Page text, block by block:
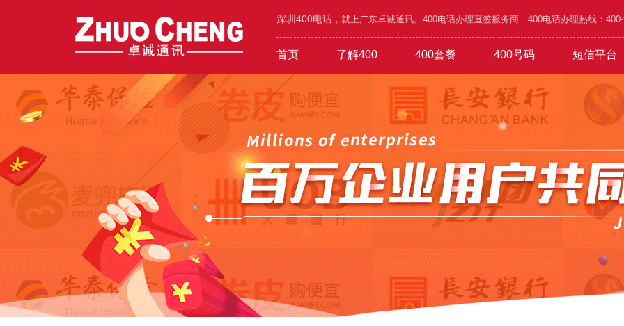
深圳400电话 ，就上广东卓诚通讯。400电话办理直签服务商 400电话办理热线：
首页 了解400
400价值 400功能 办理攻略 1010号码
400套餐
600元年套餐 1800元年套餐 4500元年套餐 6.8万元年
400号码
吉祥靓号 城市区号 行业谐音 普通易记
短信平台
验证短信 通知短信
工业/环保/能源 机械/设备/五金 广告/设计/装饰 网络/通讯/科技 家具/家私/家电公司简介